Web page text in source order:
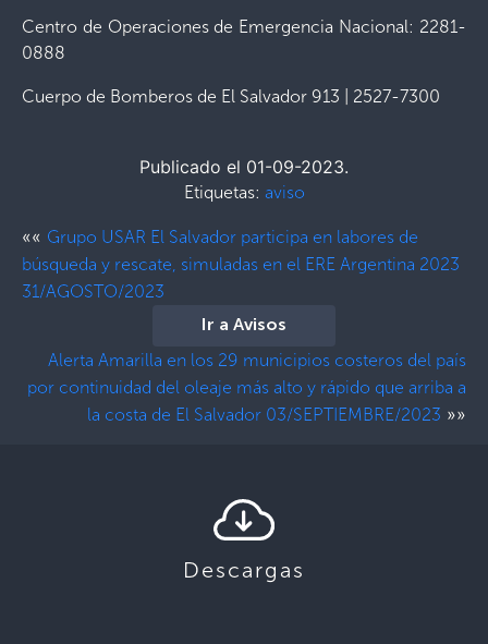
Centro de Operaciones de Emergencia Nacional: 2281-
0888
Cuerpo de Bomberos de El Salvador 913 | 2527-7300
Publicado el 01-09-2023.
Etiquetas: aviso
«« Grupo USAR El Salvador participa en labores de
búsqueda y rescate, simuladas en el ERE Argentina 2023
31/AGOSTO/2023
Ir a Avisos
Alerta Amarilla en los 29 municipios costeros del país
por continuidad del oleaje más alto y rápido que arriba a
la costa de El Salvador 03/SEPTIEMBRE/2023 »»
Descargas